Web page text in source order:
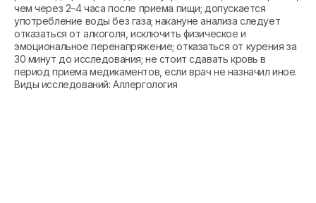
чем через 2–4 часа после приема пищи; допускается
употребление воды без газа; накануне анализа следует
отказаться от алкоголя, исключить физическое и
эмоциональное перенапряжение; отказаться от курения за
30 минут до исследования; не стоит сдавать кровь в
период приема медикаментов, если врач не назначил иное.
Виды исследований: Аллергология